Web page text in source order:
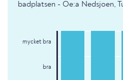
badplatsen - Oe:a Nedsjoen,
mycket bra
bra